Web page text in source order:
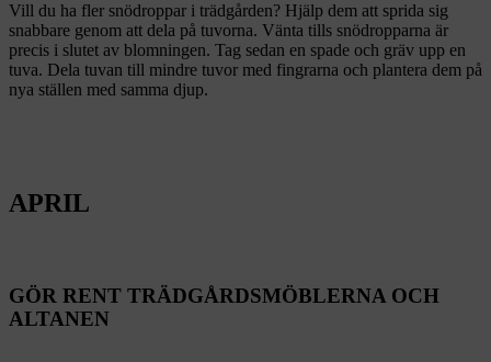
Vill du ha fler snödroppar i trädgården? Hjälp dem att sprida sig
snabbare genom att dela på tuvorna. Vänta tills snödropparna är
precis i slutet av blomningen. Tag sedan en spade och gräv upp en
tuva. Dela tuvan till mindre tuvor med fingrarna och plantera dem på
nya ställen med samma djup.
APRIL
GÖR RENT TRÄDGÅRDSMÖBLERNA OCH
ALTANEN